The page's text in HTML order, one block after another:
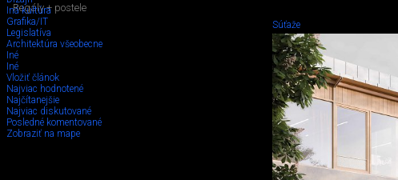
Iná kultúra
Grafika/IT
Legislatíva
Architektúra všeobecne
Iné
Iné
Vložiť článok
Najviac hodnotené
Najčítanejšie
Najviac diskutované
Posledné komentované
Zobraziť na mape
Súťaže
Regály + postele